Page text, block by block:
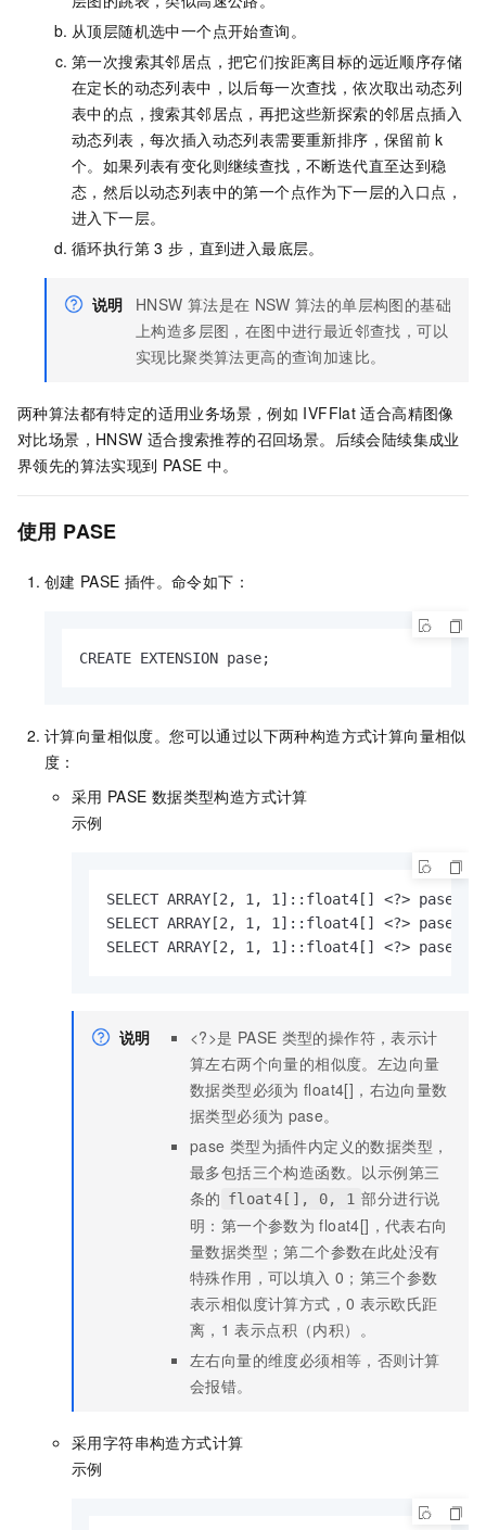
从顶层随机选中一个点开始查询。
第一次搜索其邻居点，把它们按距离目标的远近顺序存储
在定长的动态列表中，以后每一次查找，依次取出动态列
表中的点，搜索其邻居点，再把这些新探索的邻居点插入
动态列表，每次插入动态列表需要重新排序，保留前 k
个。如果列表有变化则继续查找，不断迭代直至达到稳
态，然后以动态列表中的第一个点作为下一层的入口点，
进入下一层。
循环执行第 3 步，直到进入最底层。
说明 HNSW 算法是在 NSW 算法的单层构图的基础
上构造多层图，在图中进行最近邻查找，可以
实现比聚类算法更高的查询加速比。
两种算法都有特定的适用业务场景，例如 IVFFlat 适合高精图像
对比场景，HNSW 适合搜索推荐的召回场景。后续会陆续集成业
界领先的算法实现到 PASE 中。
使用 PASE
创建 PASE 插件。命令如下：
CREATE EXTENSION pase;
计算向量相似度。您可以通过以下两种构造方式计算向量相似
度：
采用 PASE 数据类型构造方式计算
示例
SELECT ARRAY[2, 1, 1]::float4[] <?>
SELECT ARRAY[2, 1, 1]::float4[] <?>
SELECT ARRAY[2, 1, 1]::float4[] <?>
说明 <?>是 PASE 类型的操作符，表示计
算左右两个向量的相似度。左边向量
数据类型必须为 float4[]，右边向量数
据类型必须为 pase。
pase 类型为插件内定义的数据类型，
最多包括三个构造函数。以示例第三
条的 float4[], 0, 1 部分进行说
明：第一个参数为 float4[]，代表右向
量数据类型；第二个参数在此处没有
特殊作用，可以填入 0；第三个参数
表示相似度计算方式，0 表示欧氏距
离，1 表示点积（内积）。
左右向量的维度必须相等，否则计算
会报错。
采用字符串构造方式计算
示例